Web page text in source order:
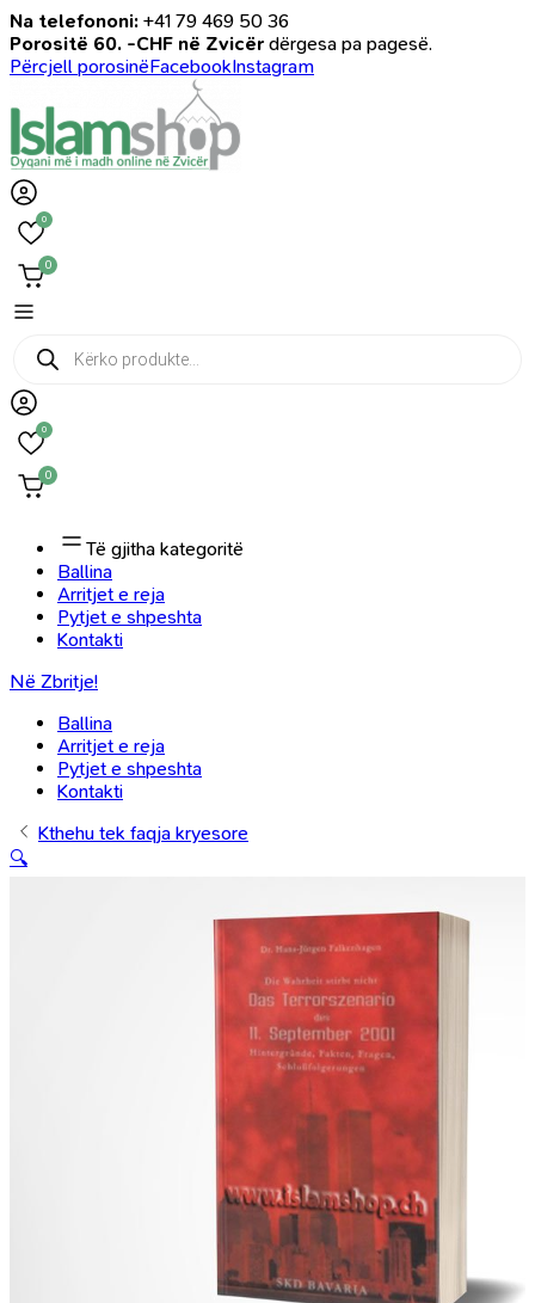
Na telefononi: +41 79 469 50 36
Porositë 60. -CHF në Zvicër dërgesa pa pagesë.
Përcjell porosinëFacebookInstagram
0
0
Products
search
0
0
Të gjitha kategoritë
Ballina
Arritjet e reja
Pytjet e shpeshta
Kontakti
Në Zbritje!
Ballina
Arritjet e reja
Pytjet e shpeshta
Kontakti
Kthehu tek faqja kryesore
🔍